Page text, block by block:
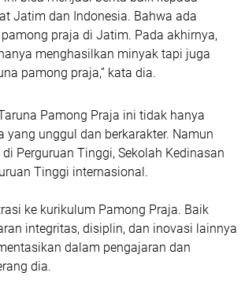
Jatim dan Indonesia. Bahwa ada
pamong praja di Jatim. Pada akhirnya,
menghasilkan minyak tapi juga
pamong praja,” kata dia.
Pamong Praja ini tidak hanya
yang unggul dan berkarakter. Namun
Perguruan Tinggi, Sekolah Kedinasan
Tinggi internasional.
ke kurikulum Pamong Praja. Baik
integritas, disiplin, dan inovasi lainnya
dalam pengajaran dan
dia.